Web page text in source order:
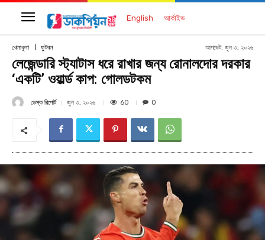
English আর্কাইভ
খেলাধূলা ফুটবল আপডেট: জুন ৩, ২০২৬
লেজেন্ডারি স্ট্যাটাস ধরে রাখার জন্য রোনালদোর দরকার
‘একটি’ ওয়ার্ল্ড কাপ: গোলডটকম
ডেস্ক রিপোর্ট জুন ৩, ২০২৬ 60 0